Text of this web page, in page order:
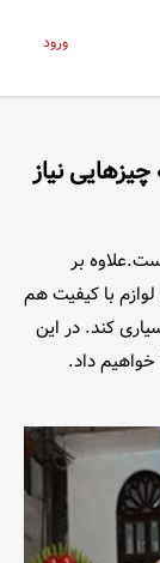
ورود
نیاز
بر
لوازم با کیفیت هم
کند. در این
داد.